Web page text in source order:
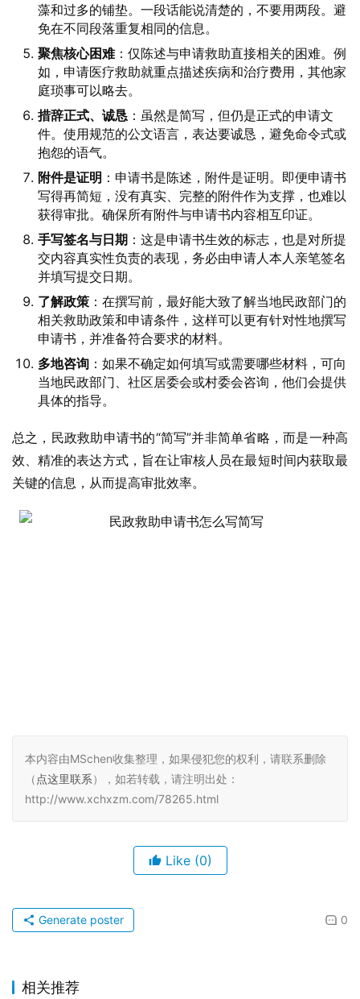
藻和过多的铺垫。一段话能说清楚的，不要用两段。避
免在不同段落重复相同的信息。
聚焦核心困难：仅陈述与申请救助直接相关的困难。例
如，申请医疗救助就重点描述疾病和治疗费用，其他家
庭琐事可以略去。
措辞正式、诚恳 ：虽然是简写，但仍是正式的申请文
件。使用规范的公文语言，表达要诚恳，避免命令式或
抱怨的语气。
附件是证明 ：申请书是陈述，附件是证明。即便申请书
写得再简短，没有真实、完整的附件作为支撑，也难以
获得审批。确保所有附件与申请书内容相互印证。
手写签名与日期 ：这是申请书生效的标志，也是对所提
交内容真实性负责的表现，务必由申请人本人亲笔签名
并填写提交日期。
了解政策 ：在撰写前，最好能大致了解当地民政部门的
相关救助政策和申请条件，这样可以更有针对性地撰写
申请书，并准备符合要求的材料。
多地咨询 ：如果不确定如何填写或需要哪些材料，可向
当地民政部门、社区居委会或村委会咨询，他们会提供
具体的指导。
总之，民政救助申请书的“简写”并非简单省略，而是一种高
效、精准的表达方式，旨在让审核人员在最短时间内获取最
关键的信息，从而提高审批效率。
本内容由MSchen收集整理，如果侵犯您的权利，请联系删除
（ 点这里联系），如若转载，请注明出处：
http://www.xchxzm.com/78265.html
Like (0)
0
Generate poster
相关推荐